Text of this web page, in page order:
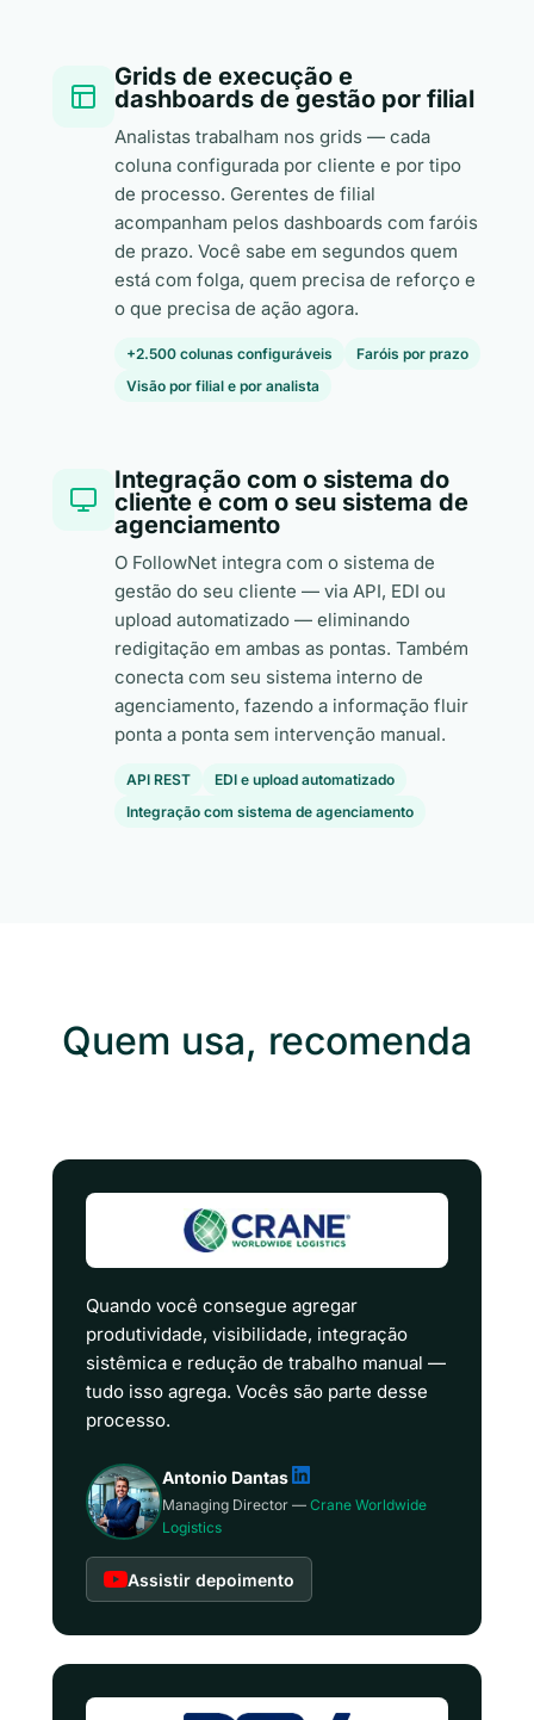
Grids de execução e
dashboards de gestão por filial
Analistas trabalham nos grids — cada
coluna configurada por cliente e por tipo
de processo. Gerentes de filial
acompanham pelos dashboards com faróis
de prazo. Você sabe em segundos quem
está com folga, quem precisa de reforço e
o que precisa de ação agora.
+2.500 colunas configuráveis
Faróis por prazo
Visão por filial e por analista
Integração com o sistema do
cliente e com o seu sistema de
agenciamento
O FollowNet integra com o sistema de
gestão do seu cliente — via API, EDI ou
upload automatizado — eliminando
redigitação em ambas as pontas. Também
conecta com seu sistema interno de
agenciamento, fazendo a informação fluir
ponta a ponta sem intervenção manual.
API REST
EDI e upload automatizado
Integração com sistema de agenciamento
Quem usa, recomenda
Quando você consegue agregar
produtividade, visibilidade, integração
sistêmica e redução de trabalho manual —
tudo isso agrega. Vocês são parte desse
processo.
Antonio Dantas
Managing Director — Crane Worldwide
Logistics
Assistir depoimento